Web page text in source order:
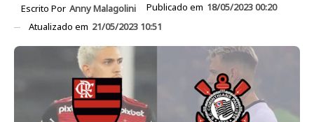
Escrito Por Anny Malagolini Publicado em 18/05/2023 00:20
Atualizado em 21/05/2023 10:51